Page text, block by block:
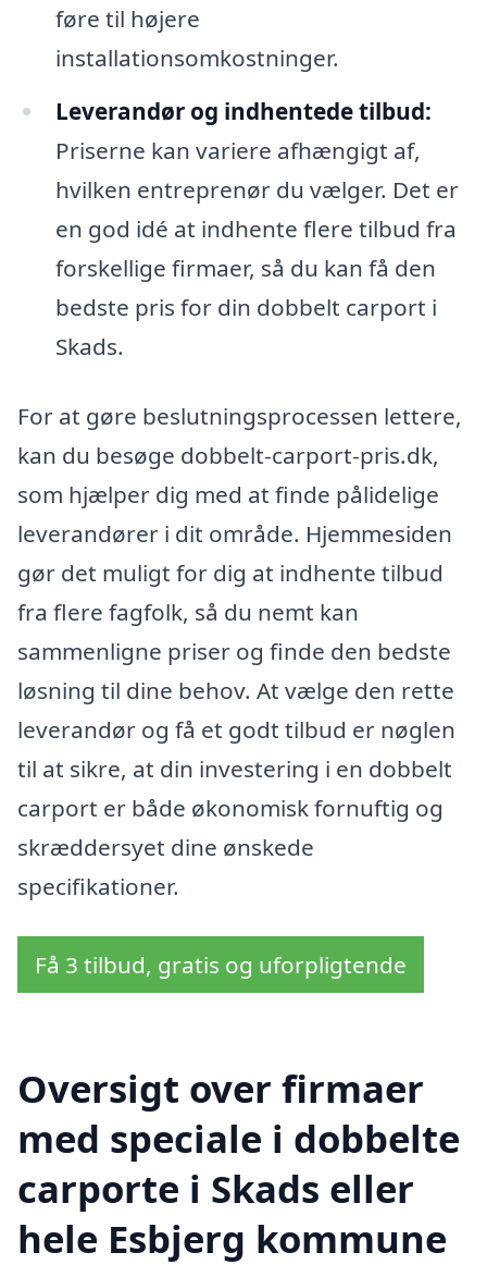
føre til højere
installationsomkostninger.
Leverandør og indhentede tilbud:
Priserne kan variere afhængigt af,
hvilken entreprenør du vælger. Det er
en god idé at indhente flere tilbud fra
forskellige firmaer, så du kan få den
bedste pris for din dobbelt carport i
Skads.
For at gøre beslutningsprocessen lettere,
kan du besøge dobbelt-carport-pris.dk,
som hjælper dig med at finde pålidelige
leverandører i dit område. Hjemmesiden
gør det muligt for dig at indhente tilbud
fra flere fagfolk, så du nemt kan
sammenligne priser og finde den bedste
løsning til dine behov. At vælge den rette
leverandør og få et godt tilbud er nøglen
til at sikre, at din investering i en dobbelt
carport er både økonomisk fornuftig og
skræddersyet dine ønskede
specifikationer.
Få 3 tilbud, gratis og uforpligtende
Oversigt over firmaer
med speciale i dobbelte
carporte i Skads eller
hele Esbjerg kommune